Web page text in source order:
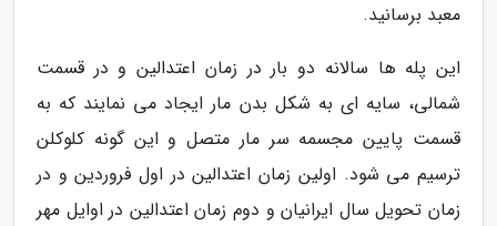
معبد برسانید.
این پله ها سالانه دو بار در زمان اعتدالین و در قسمت
شمالی، سایه ای به شکل بدن مار ایجاد می نمایند که به
قسمت پایین مجسمه سر مار متصل و این گونه کلوکلن
ترسیم می شود. اولین زمان اعتدالین در اول فروردین و در
زمان تحویل سال ایرانیان و دوم زمان اعتدالین در اوایل مهر